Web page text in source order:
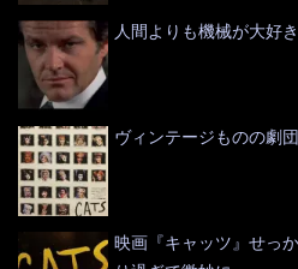
人間よりも機械が大好
ヴィンテージものの劇
映画『キャッツ』せっ